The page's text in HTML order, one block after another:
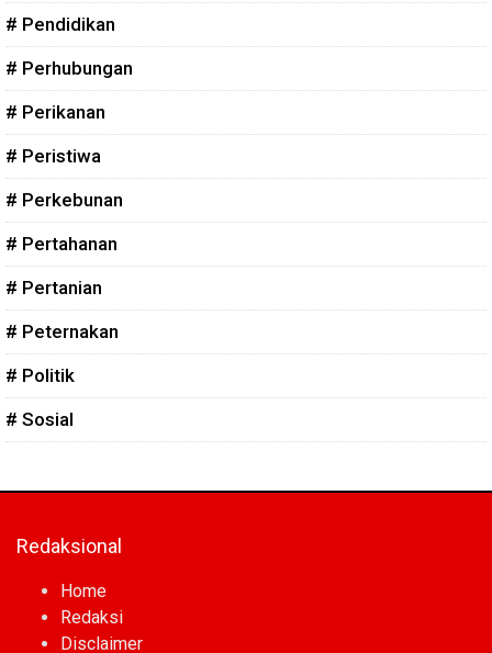
# Pendidikan
# Perhubungan
# Perikanan
# Peristiwa
# Perkebunan
# Pertahanan
# Pertanian
# Peternakan
# Politik
# Sosial
Redaksional
Home
Redaksi
Disclaimer